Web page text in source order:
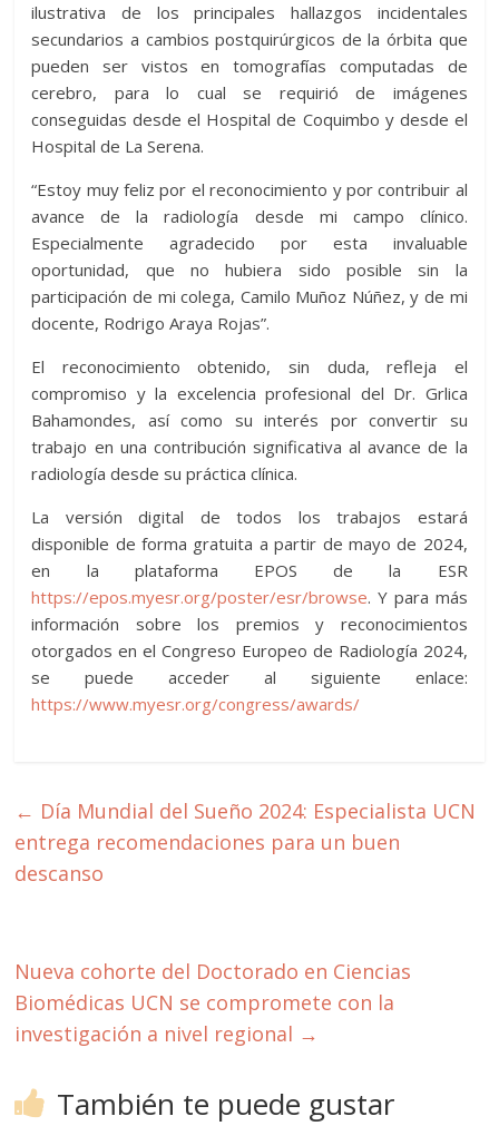
ilustrativa de los principales hallazgos incidentales
secundarios a cambios postquirúrgicos de la órbita que
pueden ser vistos en tomografías computadas de
cerebro, para lo cual se requirió de imágenes
conseguidas desde el Hospital de Coquimbo y desde el
Hospital de La Serena.
“Estoy muy feliz por el reconocimiento y por contribuir al
avance de la radiología desde mi campo clínico.
Especialmente agradecido por esta invaluable
oportunidad, que no hubiera sido posible sin la
participación de mi colega, Camilo Muñoz Núñez, y de mi
docente, Rodrigo Araya Rojas”.
El reconocimiento obtenido, sin duda, refleja el
compromiso y la excelencia profesional del Dr. Grlica
Bahamondes, así como su interés por convertir su
trabajo en una contribución significativa al avance de la
radiología desde su práctica clínica.
La versión digital de todos los trabajos estará
disponible de forma gratuita a partir de mayo de 2024,
en la plataforma EPOS de la ESR
https://epos.myesr.org/poster/esr/browse. Y para más
información sobre los premios y reconocimientos
otorgados en el Congreso Europeo de Radiología 2024,
se puede acceder al siguiente enlace:
https://www.myesr.org/congress/awards/
← Día Mundial del Sueño 2024: Especialista UCN
entrega recomendaciones para un buen
descanso
Nueva cohorte del Doctorado en Ciencias
Biomédicas UCN se compromete con la
investigación a nivel regional →
También te puede gustar